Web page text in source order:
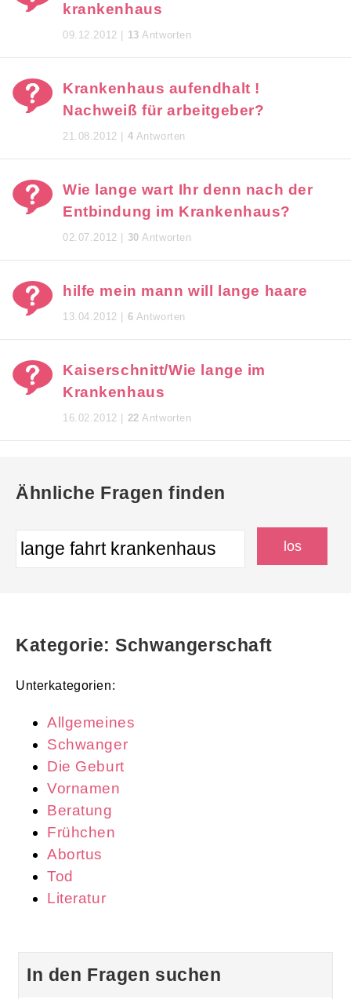
krankenhaus
09.12.2012 | 13 Antworten
Krankenhaus aufendhalt !
Nachweiß für arbeitgeber?
21.08.2012 | 4 Antworten
Wie lange wart Ihr denn nach der
Entbindung im Krankenhaus?
02.07.2012 | 30 Antworten
hilfe mein mann will lange haare
13.04.2012 | 6 Antworten
Kaiserschnitt/Wie lange im
Krankenhaus
16.02.2012 | 22 Antworten
Ähnliche Fragen finden
Kategorie: Schwangerschaft
Unterkategorien:
Allgemeines
Schwanger
Die Geburt
Vornamen
Beratung
Frühchen
Abortus
Tod
Literatur
In den Fragen suchen